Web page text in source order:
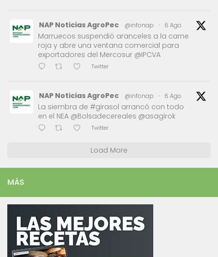
NAP Noticias AgroPec @infonap · 6 Ago
Marruecos suspendió aranceles a la carne
roja y abre una ventana comercial para
exportadores del Mercosur @IPCVA
Twitter
NAP Noticias AgroPec @infonap · 6 Ago
La siembra de #girasol arrancó con todo
en el NEA @Bolsadecereales @asagirok
Twitter
Load More
MÁS